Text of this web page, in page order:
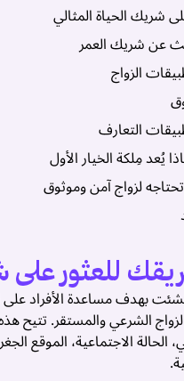
شريك الحياة المثالي
عن شريك العمر
الزواج
التعارف
مِلكة الخيار الأول
لزواج آمن وموثوق
للعثور على
بهدف مساعدة الأفراد على
الزواج الشرعي والمستقر.
الاجتماعية، الموقع